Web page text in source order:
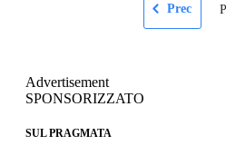
Prec
Advertisement
SPONSORIZZATO
SUL PRAGMATA